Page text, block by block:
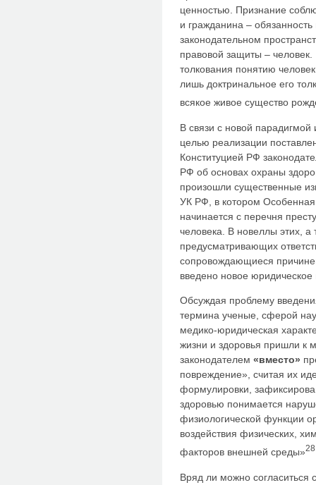
ценностью. Признание
и гражданина –
законодательном
правовой защиты –
толкования понятию
лишь доктринальное его
всякое живое существо
В связи с новой
целью реализации
Конституцией РФ
РФ об основах охраны
произошли существенные
УК РФ, в котором
начинается с перечня
человека. В новеллы этих, а
предусматривающих
сопровождающиеся
введено новое
Обсуждая проблему
термина ученые, сферой
медико-юридическая
жизни и здоровья пришли к
законодателем «вместо»
повреждение», считая их
формулировки,
здоровью понимается
физиологической функции
воздействия физических,
факторов внешней среды»28
Вряд ли можно согласиться